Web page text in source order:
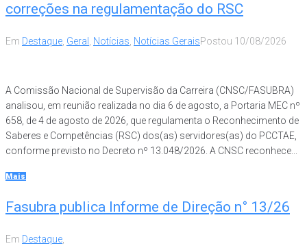
correções na regulamentação do RSC
Em Destaque, Geral , Notícias, Notícias GeraisPostou 10/08/2026
A Comissão Nacional de Supervisão da Carreira (CNSC/FASUBRA)
analisou, em reunião realizada no dia 6 de agosto, a Portaria MEC nº
658, de 4 de agosto de 2026, que regulamenta o Reconhecimento de
Saberes e Competências (RSC) dos(as) servidores(as) do PCCTAE,
conforme previsto no Decreto nº 13.048/2026. A CNSC reconhece...
Mais
Fasubra publica Informe de Direção n° 13/26
Em Destaque,